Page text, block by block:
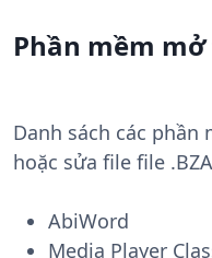
Phần mềm mở
Danh sách các phần
hoặc sửa file file
AbiWord
Media Player